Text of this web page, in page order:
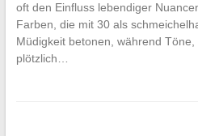
oft den Einfluss lebendiger
Farben, die mit 30 als
Müdigkeit betonen, während Töne,
plötzlich…